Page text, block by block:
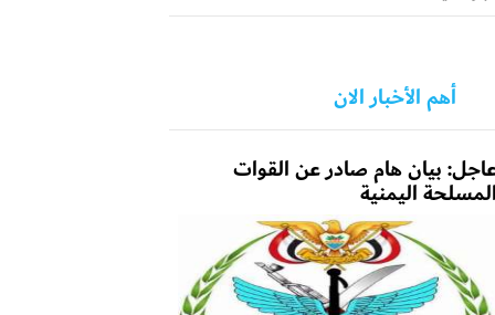
أهم الأخبار الان
بيان هام صادر عن القوات
المسلحة اليمنية